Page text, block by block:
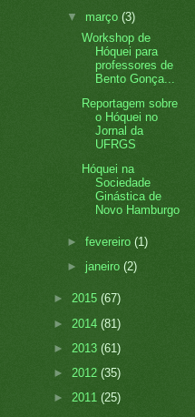
▼ março(3)
Workshop de
Hóquei para
professores de
Bento Gonça...
Reportagem sobre
o Hóquei no
Jornal da
UFRGS
Hóquei na
Sociedade
Ginástica de
Novo Hamburgo
►fevereiro(1)
►janeiro(2)
► 2015 (67)
► 2014 (81)
► 2013 (61)
► 2012 (35)
► 2011 (25)